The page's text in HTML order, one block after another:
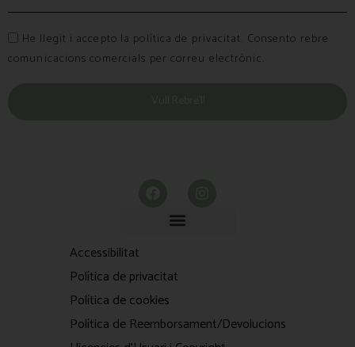
He llegit i accepto la política de privacitat. Consento rebre
comunicacions comercials per correu electrònic.
Accessibilitat
Política de privacitat
Política de cookies
Política de Reemborsament/Devolucions